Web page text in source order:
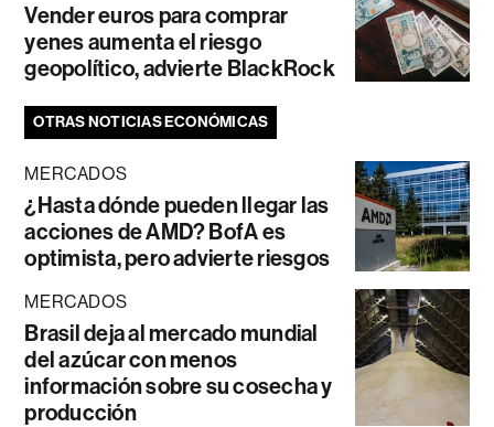
Vender euros para comprar
yenes aumenta el riesgo
geopolítico, advierte BlackRock
OTRAS NOTICIAS ECONÓMICAS
MERCADOS
¿Hasta dónde pueden llegar las
acciones de AMD? BofA es
optimista, pero advierte riesgos
MERCADOS
Brasil deja al mercado mundial
del azúcar con menos
información sobre su cosecha y
producción